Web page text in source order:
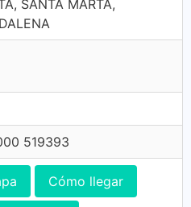
SANTA MARTA,
519393
Cómo llegar